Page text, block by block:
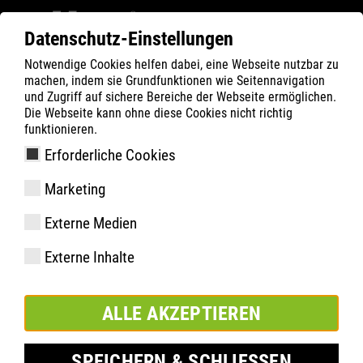
Datenschutz-Einstellungen
Notwendige Cookies helfen dabei, eine Webseite nutzbar zu
machen, indem sie Grundfunktionen wie Seitennavigation
und Zugriff auf sichere Bereiche der Webseite ermöglichen.
Die Webseite kann ohne diese Cookies nicht richtig
funktionieren.
Erforderliche Cookies
Marketing
Externe Medien
Externe Inhalte
ALLE AKZEPTIEREN
ATLAS Produkte
Filter
STATION LOW